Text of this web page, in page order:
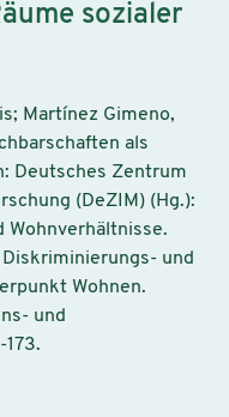
sozialer
Martínez Gimeno,
als
Deutsches Zentrum
(DeZIM) (Hg.):
Wohnverhältnisse.
und
Wohnen.
und